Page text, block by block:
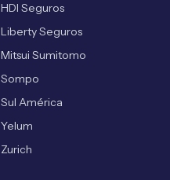
HDI Seguros
Liberty Seguros
Mitsui Sumitomo
Sompo
Sul América
Yelum
Zurich